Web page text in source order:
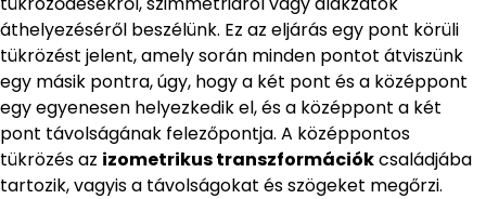
áthelyezéséről beszélünk. Ez az eljárás egy pont körüli
tükrözést jelent, amely során minden pontot átviszünk
egy másik pontra, úgy, hogy a két pont és a középpont
egy egyenesen helyezkedik el, és a középpont a két
pont távolságának felezőpontja. A középpontos
tükrözés az izometrikus transzformációkcsaládjába
tartozik, vagyis a távolságokat és szögeket megőrzi.